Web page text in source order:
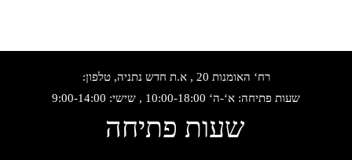
רח‘ האומנות 20 , א.ת חדש נתניה, טלפון:
שעות פתיחה: א‘-ה‘ 10:00-18:00 , שישי: 9:00-14:00
שעות פתיחה